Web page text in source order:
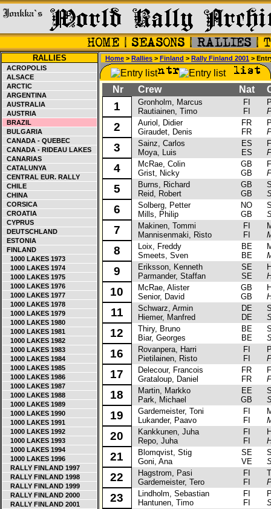
RALLIES
ACROPOLIS
ALSACE
ARCTIC
ARGENTINA
AUSTRALIA
AUSTRIA
BRAZIL
BULGARIA
CANADA - QUEBEC
CANADA - RIDEAU LAKES
CANARIAS
CATALUNYA
CENTRAL EUR. RALLY
CHILE
CHINA
CORSICA
CROATIA
CYPRUS
DEUTSCHLAND
ESTONIA
FINLAND
1000 LAKES 1973
1000 LAKES 1974
1000 LAKES 1975
1000 LAKES 1976
1000 LAKES 1977
1000 LAKES 1978
1000 LAKES 1979
1000 LAKES 1980
1000 LAKES 1981
1000 LAKES 1982
1000 LAKES 1983
1000 LAKES 1984
1000 LAKES 1985
1000 LAKES 1986
1000 LAKES 1987
1000 LAKES 1988
1000 LAKES 1989
1000 LAKES 1990
1000 LAKES 1991
1000 LAKES 1992
1000 LAKES 1993
1000 LAKES 1994
1000 LAKES 1996
RALLY FINLAND 1997
RALLY FINLAND 1998
RALLY FINLAND 1999
RALLY FINLAND 2000
RALLY FINLAND 2001
Home > Rallies > Finland > Rally Finland 2001 >
Nr Crew Nat
1
Gronholm, Marcus
Rautiainen, Timo
FI
FI
2
Auriol, Didier
Giraudet, Denis
FR
FR
3
Sainz, Carlos
Moya, Luis
ES
ES
4
McRae, Colin
Grist, Nicky
GB
GB
5
Burns, Richard
Reid, Robert
GB
GB
6
Solberg, Petter
Mills, Philip
NO
GB
7
Makinen, Tommi
Mannisenmaki, Risto
FI
FI
8
Loix, Freddy
Smeets, Sven
BE
BE
9
Eriksson, Kenneth
Parmander, Staffan
SE
SE
10
McRae, Alister
Senior, David
GB
GB
11
Schwarz, Armin
Hiemer, Manfred
DE
DE
12
Thiry, Bruno
Biar, Georges
BE
BE
16
Rovanpera, Harri
Pietilainen, Risto
FI
FI
17
Delecour, Francois
Grataloup, Daniel
FR
FR
18
Martin, Markko
Park, Michael
EE
GB
19
Gardemeister, Toni
Lukander, Paavo
FI
FI
20
Kankkunen, Juha
Repo, Juha
FI
FI
21
Blomqvist, Stig
Goni, Ana
SE
VE
22
Hagstrom, Pasi
Gardemeister, Tero
FI
FI
23
Lindholm, Sebastian
Hantunen, Timo
FI
FI